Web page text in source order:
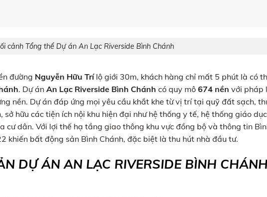
cảnh Tổng thể Dự án An Lạc Riverside Bình Chánh
đường Nguyễn Hữu Trílộ giới 30m, khách hàng chỉ mất 5 phút là có
. Dự án An Lạc Riverside Bình Chánh có quy mô 674 nền với pháp
nền. Dự án đáp ứng mọi yêu cầu khắt khe từ vị trí tại quỹ đất sạch,
sở hữu các tiện ích nội khu hiện đại như hệ thống y tế, hệ thống giáo
cư dân. Với lợi thế hạ tầng giao thông khu vực đồng bộ và thông tin
khiến bất động sản Bình Chánh, đặc biệt là thu hút nhà đầu tư.
DỰ ÁN AN LẠC RIVERSIDE BÌNH CHÁNH